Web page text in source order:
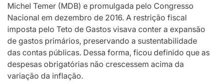
Michel Temer (MDB) e promulgada pelo Congresso
Nacional em dezembro de 2016. A restrição fiscal
imposta pelo Teto de Gastos visava conter a expansão
de gastos primários, preservando a sustentabilidade
das contas públicas. Dessa forma, ficou definido que as
despesas obrigatórias não crescessem acima da
variação da inflação.